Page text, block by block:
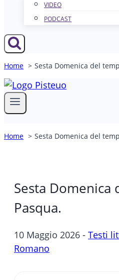
VIDEO
PODCAST
Home Sesta Domenica del
Home Sesta Domenica del
Sesta Domenica
Pasqua.
10 Maggio 2026 - Testi
Romano